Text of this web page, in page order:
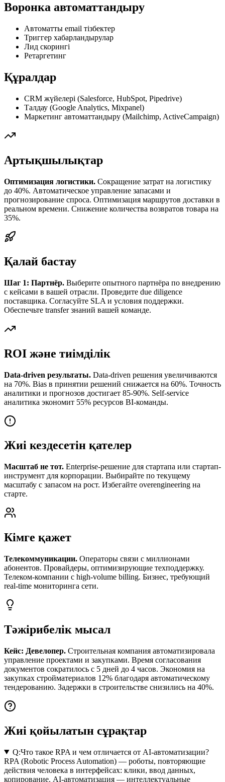
Воронка автоматтандыру
Автоматты email тізбектер
Триггер хабарландырулар
Лид скорингі
Ретаргетинг
Құралдар
CRM жүйелері (Salesforce, HubSpot, Pipedrive)
Талдау (Google Analytics, Mixpanel)
Маркетинг автоматтандыру (Mailchimp, ActiveCampaign)
Артықшылықтар
Оптимизация логистики. Сокращение затрат на логистику
до 40%. Автоматическое управление запасами и
прогнозирование спроса. Оптимизация маршрутов доставки в
реальном времени. Снижение количества возвратов товара на
35%.
Қалай бастау
Шаг 1: Партнёр. Выберите опытного партнёра по внедрению
с кейсами в вашей отрасли. Проведите due diligence
поставщика. Согласуйте SLA и условия поддержки.
Обеспечьте transfer знаний вашей команде.
ROI және тиімділік
Data-driven результаты. Data-driven решения увеличиваются
на 70%. Bias в принятии решений снижается на 60%. Точность
аналитики и прогнозов достигает 85-90%. Self-service
аналитика экономит 55% ресурсов BI-команды.
Жиі кездесетін қателер
Масштаб не тот. Enterprise-решение для стартапа или стартап-
инструмент для корпорации. Выбирайте по текущему
масштабу с запасом на рост. Избегайте overengineering на
старте.
Кімге қажет
Телекоммуникации. Операторы связи с миллионами
абонентов. Провайдеры, оптимизирующие техподдержку.
Телеком-компании с high-volume billing. Бизнес, требующий
real-time мониторинга сети.
Тәжірибелік мысал
Кейс: Девелопер. Строительная компания автоматизировала
управление проектами и закупками. Время согласования
документов сократилось с 5 дней до 4 часов. Экономия на
закупках стройматериалов 12% благодаря автоматическому
тендерованию. Задержки в строительстве снизились на 40%.
Жиі қойылатын сұрақтар
Q:Что такое RPA и чем отличается от AI-автоматизации?
RPA (Robotic Process Automation) — роботы, повторяющие
действия человека в интерфейсах: клики, ввод данных,
копирование. AI-автоматизация — интеллектуальные